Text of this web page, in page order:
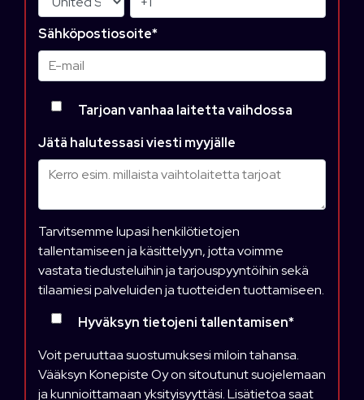
Sähköpostiosoite*
Tarjoan vanhaa laitetta vaihdossa
Jätä halutessasi viesti myyjälle
Tarvitsemme lupasi henkilötietojen
tallentamiseen ja käsittelyyn, jotta voimme
vastata tiedusteluihin ja tarjouspyyntöihin sekä
tilaamiesi palveluiden ja tuotteiden tuottamiseen.
Hyväksyn tietojeni tallentamisen*
Voit peruuttaa suostumuksesi miloin tahansa.
Vääksyn Konepiste Oy on sitoutunut suojelemaan
ja kunnioittamaan yksityisyyttäsi. Lisätietoa saat